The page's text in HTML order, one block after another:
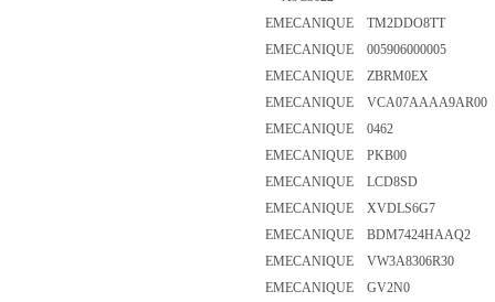
EMECANIQUE TM2DDO8TT
EMECANIQUE 005906000005
EMECANIQUE ZBRM0EX
EMECANIQUE
EMECANIQUE 0462
EMECANIQUE PKB00
EMECANIQUE LCD8SD
EMECANIQUE XVDLS6G7
EMECANIQUE BDM7424HAAQ2
EMECANIQUE VW3A8306R30
EMECANIQUE GV2N0